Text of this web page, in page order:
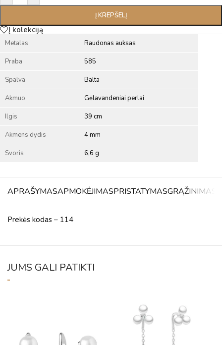
Į KREPŠELĮ
Į kolekciją
Metalas Raudonas auksas
Praba 585
Spalva Balta
Akmuo Gėlavandeniai perlai
Ilgis 39 cm
Akmens dydis 4 mm
Svoris 6,6 g
APRAŠYMASAPMOKĖJIMASPRISTATYMASGRĄŽINIMAS
Prekės kodas – 114
JUMS GALI PATIKTI